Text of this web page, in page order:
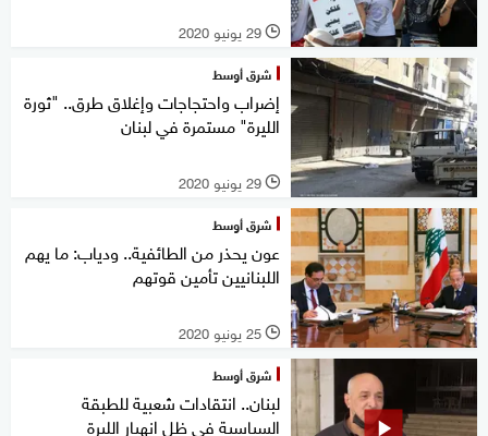
l 29 يونيو 2020
شرق أوسط
إضراب واحتجاجات وإغلاق طرق.. "ثورة
الليرة" مستمرة في لبنان
l 29 يونيو 2020
شرق أوسط
عون يحذر من الطائفية.. ودياب: ما يهم
اللبنانيين تأمين قوتهم
l 25 يونيو 2020
شرق أوسط
لبنان.. انتقادات شعبية للطبقة
السياسية في ظل انهيار الليرة